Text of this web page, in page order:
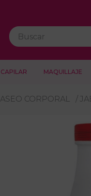
Buscar
CAPILAR MAQUILLAJE
ASEO CORPORAL